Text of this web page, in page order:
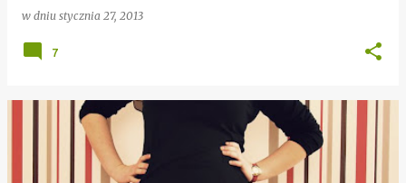
w dniu stycznia 27, 2013
7